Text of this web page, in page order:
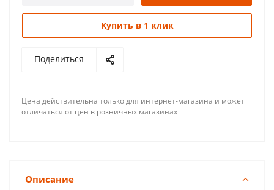
Купить в 1 клик
Поделиться
Цена действительна только для интернет-магазина и может
отличаться от цен в розничных магазинах
Описание